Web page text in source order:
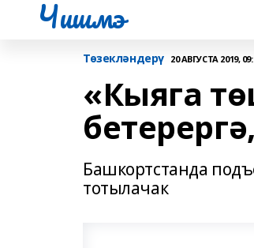
Чишмэ
Төзекләндерү 20 АВГУСТА 2019,
«Кыяга
Башкортстанда
тотылачак